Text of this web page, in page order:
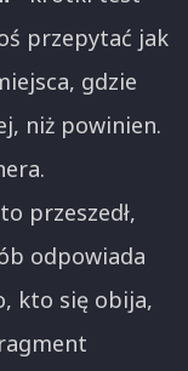
przepytać jak
gdzie
niż powinien.
przeszedł,
odpowiada
kto się obija,